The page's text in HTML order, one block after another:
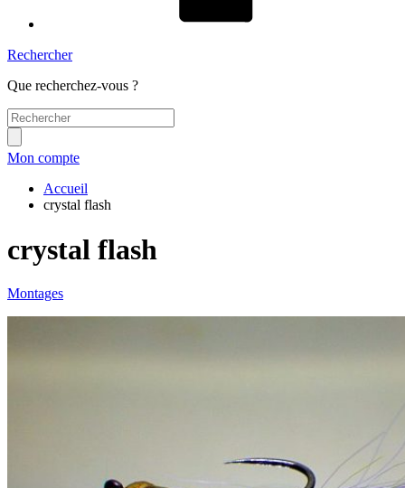
Rechercher
Que recherchez-vous ?
Mon compte
Accueil
crystal flash
crystal flash
Montages